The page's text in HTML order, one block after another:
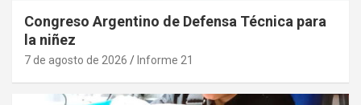
Congreso Argentino de Defensa Técnica para
la niñez
7 de agosto de 2026 Informe 21